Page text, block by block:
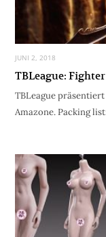
JUNI 2, 2018
TBLeague:
TBLeague
Amazone. Packing